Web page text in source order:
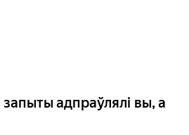
адпраўлялі вы, а